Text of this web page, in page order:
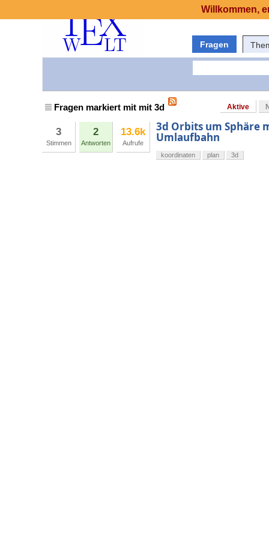
Fragen
Fragen markiert mit mit 3d Aktive
3
Stimmen
2
Antworten
13.6k
Aufrufe
3d Orbits um Sphäre
Umlaufbahn
koordinaten plan 3d
Willkommen,